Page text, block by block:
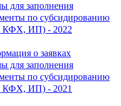
для заполнения
по субсидированию
КФХ, ИП) - 2022
о заявках
для заполнения
по субсидированию
ИП) - 2021